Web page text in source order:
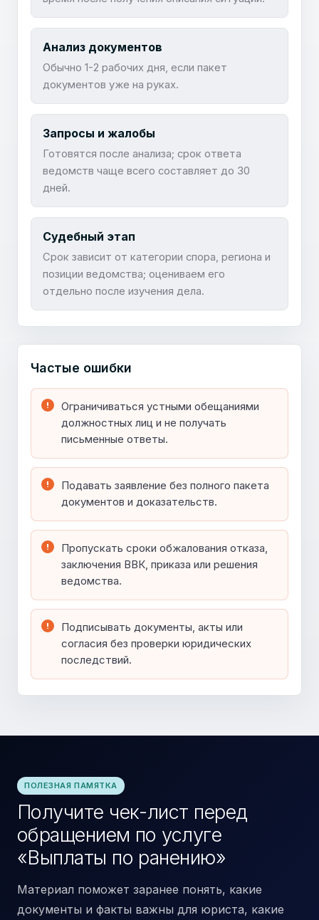
Анализ документов
Обычно 1-2 рабочих дня, если пакет
документов уже на руках.
Запросы и жалобы
Готовятся после анализа; срок ответа
ведомств чаще всего составляет до 30
дней.
Судебный этап
Срок зависит от категории спора, региона и
позиции ведомства; оцениваем его
отдельно после изучения дела.
Частые ошибки
Ограничиваться устными обещаниями
должностных лиц и не получать
письменные ответы.
Подавать заявление без полного пакета
документов и доказательств.
Пропускать сроки обжалования отказа,
заключения ВВК, приказа или решения
ведомства.
Подписывать документы, акты или
согласия без проверки юридических
последствий.
ПОЛЕЗНАЯ ПАМЯТКА
Получите чек-лист перед
обращением по услуге
«Выплаты по ранению»
Материал поможет заранее понять, какие
документы и факты важны для юриста, какие